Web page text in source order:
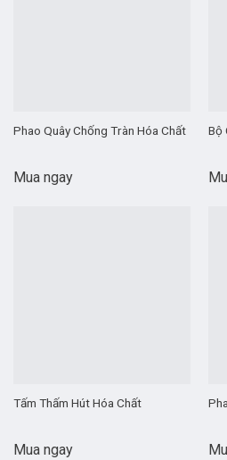
Phao Quây Chống Tràn Hóa Chất
Mua ngay
Bộ
Tấm Thấm Hút Hóa Chất
Mua ngay